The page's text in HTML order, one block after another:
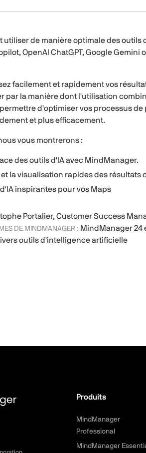
utiliser de manière optimale des
OpenAI ChatGPT, Google Gemini
facilement et rapidement vos
par la manière dont l'utilisation
d'optimiser vos processus
et plus efficacement.
vous montrerons :
des outils d'IA avec MindManager.
la visualisation rapides des résultats
inspirantes pour vos Maps
Portalier, Customer Success
DE MINDMANAGER : MindManager 24
outils d'intelligence artificielle
Produits
MindManager
Professional
MindManager